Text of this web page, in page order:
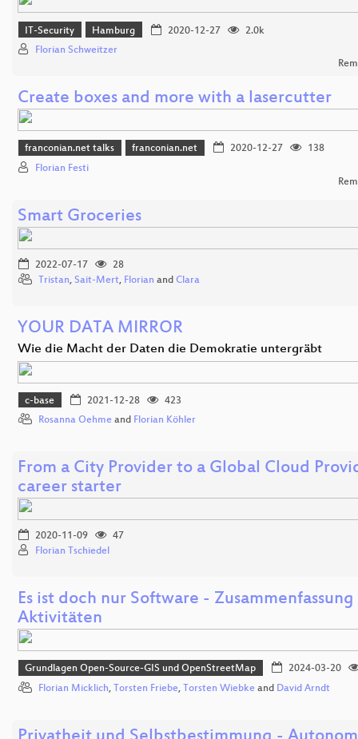
IT-Security Hamburg 2020-12-27
2.0k
Florian Schweitzer
Create boxes and more with a lasercutter
franconian.net talks franconian.net 2020-12-27
138
Florian Festi
Smart Groceries
2022-07-17
28
Tristan, Sait-Mert, Florian and Clara
YOUR DATA MIRROR
Wie die Macht der Daten die Demokratie untergräbt
c-base 2021-12-28
423
Rosanna Oehme and Florian Köhler
From a City Provider to a Global Cloud
career starter
2020-11-09
47
Florian Tschiedel
Es ist doch nur Software -
Aktivitäten
Grundlagen Open-Source-GIS und OpenStreetMap
2024-03-20
Florian Micklich, Torsten Friebe, Torsten Wiebke and David Arndt